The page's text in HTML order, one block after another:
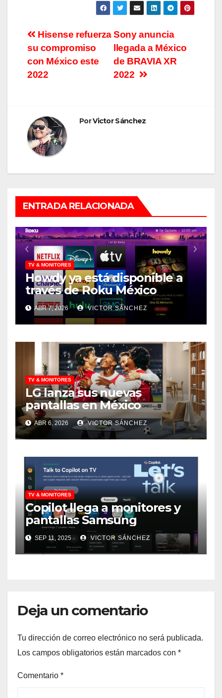
Navegación
de
entradas
Sony anuncia
llegada a México
de BRAVIA XR
2022
Hisense refuerza
su compromiso
con México este
2022
PorVictor Sánchez
ENTRADA RELACIONADA
TV & MONITORES
Howdy ya está disponible a
través de Roku México
ABR 7, 2026 VICTOR SÁNCHEZ
TV & MONITORES
LG lanza sus nuevas
pantallas en México
ABR 6, 2026 VICTOR SÁNCHEZ
TV & MONITORES
Copilot llega a monitores y
pantallas Samsung
SEP 11, 2025 VICTOR SÁNCHEZ
Deja un comentario
Tu dirección de correo electrónico no será publicada.
Los campos obligatorios están marcados con *
Comentario *